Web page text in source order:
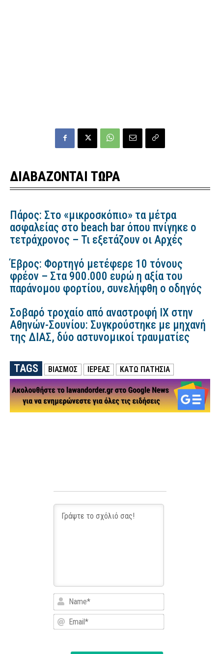
ΔΙΑΒΑΖΟΝΤΑΙ ΤΩΡΑ
Πάρος: Στο «μικροσκόπιο» τα μέτρα
ασφαλείας στο beach bar όπου πνίγηκε ο
τετράχρονος – Τι εξετάζουν οι Αρχές
Έβρος: Φορτηγό μετέφερε 10 τόνους
φρέον – Στα 900.000 ευρώ η αξία του
παράνομου φορτίου, συνελήφθη ο οδηγός
Σοβαρό τροχαίο από αναστροφή ΙΧ στην
Αθηνών-Σουνίου: Συγκρούστηκε με μηχανή
της ΔΙΑΣ, δύο αστυνομικοί τραυματίες
TAGS ΒΙΑΣΜΟΣ ΙΕΡΕΑΣ ΚΑΤΩ ΠΑΤΗΣΙΑ
Name*
Email*